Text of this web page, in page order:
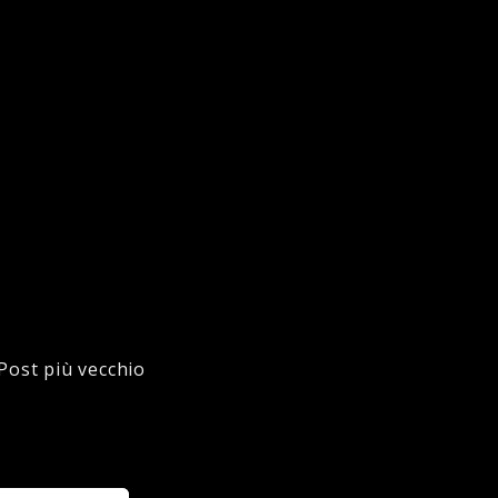
più vecchio